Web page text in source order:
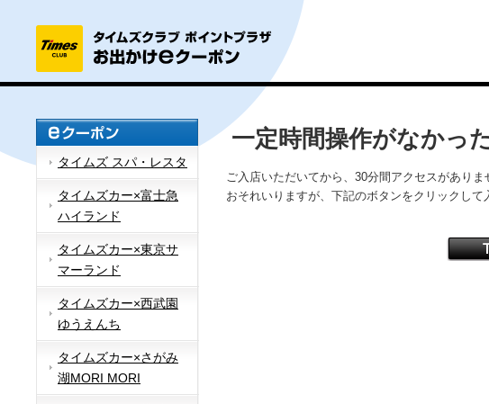
タイムズ スパ・レスタ
タイムズカー×富士急
ハイランド
タイムズカー×東京サ
マーランド
タイムズカー×西武園
ゆうえんち
タイムズカー×さがみ
湖MORI MORI
一定時間操作がなかっ
ご入店いただいてから、30分間アクセスがあり
おそれいりますが、下記のボタンをクリックして